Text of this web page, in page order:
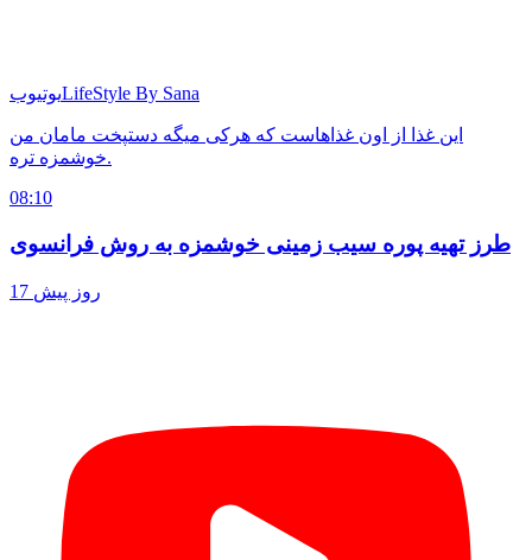
یوتیوبLifeStyle By Sana
این غذا از اون غذاهاست که هرکی میگه دستپخت مامان من
خوشمزه تره.
08:10
طرز تهیه پوره سیب زمینی خوشمزه به روش فرانسوی
17 روز پیش